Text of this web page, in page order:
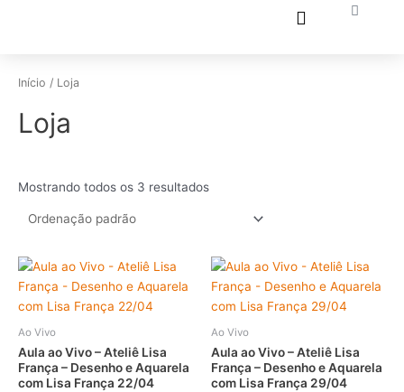
Início / Loja
Loja
Mostrando todos os 3 resultados
Ao Vivo
Aula ao Vivo – Ateliê Lisa
França – Desenho e Aquarela
com Lisa França 22/04
Ao Vivo
Aula ao Vivo – Ateliê Lisa
França – Desenho e Aquarela
com Lisa França 29/04